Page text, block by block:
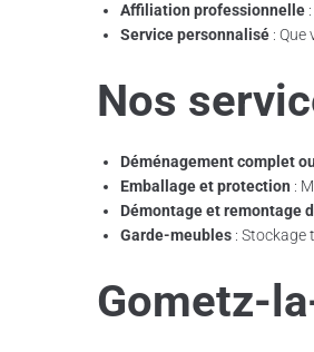
Affiliation professionnelle
Service personnalisé :
Nos
Déménagement complet
Emballage et protection :
Démontage et remontage
Garde-meubles : Stockage
Gometz-